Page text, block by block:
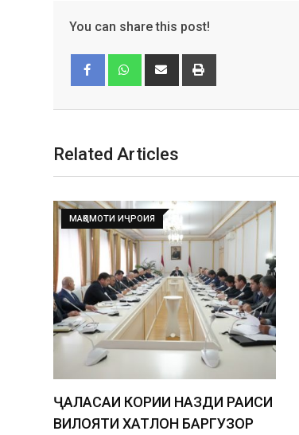
You can share this post!
Related Articles
МАҚОМОТИ ИҶРОИЯ
ҶАЛАСАИ КОРИИ НАЗДИ РАИСИ
ВИЛОЯТИ ХАТЛОН БАРГУЗОР